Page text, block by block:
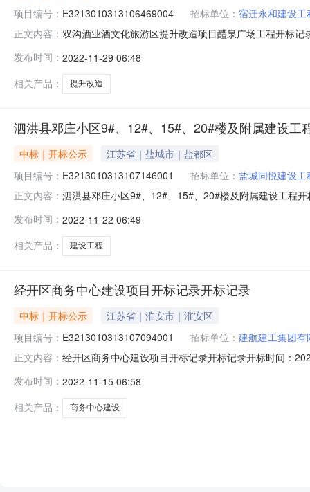
项目编号： E3213010313106469004 招标单位： 宿迁永和建设工
正文内容： 双沟酒业酒文化旅游区提升改造项目醴泉广场工程开标
圣正（江苏）建设工程有限公司;项目负责人:;报价:0.00
发布时间： 2022-11-29 06:48
相关产品：
提升改造
泗洪县邓庄小区9#、12#、15#、20#楼及附属建设工
中标｜开标公示
江苏省｜盐城市｜盐都区
项目编号： E3213010313107146001 招标单位： 盐城同悦建设工
正文内容： 泗洪县邓庄小区9#、12#、15#、20#楼及附属建设工程
间:MonNov2108:53:29CST2022,投标人名称:泰源工程
发布时间： 2022-11-22 06:49
相关产品：
建设工程
经开区商务中心建设项目开标记录开标记录
中标｜开标公示
江苏省｜淮安市｜淮安区
项目编号： E3213010313107094001 招标单位： 建航建工集团有
正文内容： 经开区商务中心建设项目开标记录开标记录开标时间：
市建筑工程有限公司;项目负责人:;报价:0.00元/%;工期:日
发布时间： 2022-11-15 06:58
相关产品：
商务中心建设